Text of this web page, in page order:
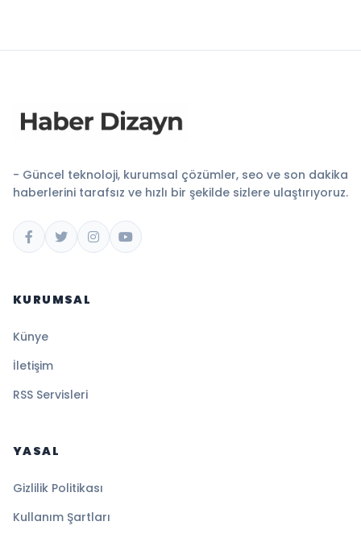
- Güncel teknoloji, kurumsal çözümler, seo ve son dakika
haberlerini tarafsız ve hızlı bir şekilde sizlere ulaştırıyoruz.
KURUMSAL
Künye
İletişim
RSS Servisleri
YASAL
Gizlilik Politikası
Kullanım Şartları